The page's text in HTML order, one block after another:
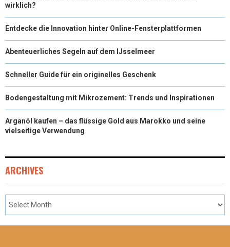
wirklich?
Entdecke die Innovation hinter Online-Fensterplattformen
Abenteuerliches Segeln auf dem IJsselmeer
Schneller Guide für ein originelles Geschenk
Bodengestaltung mit Mikrozement: Trends und Inspirationen
Arganöl kaufen – das flüssige Gold aus Marokko und seine
vielseitige Verwendung
ARCHIVES